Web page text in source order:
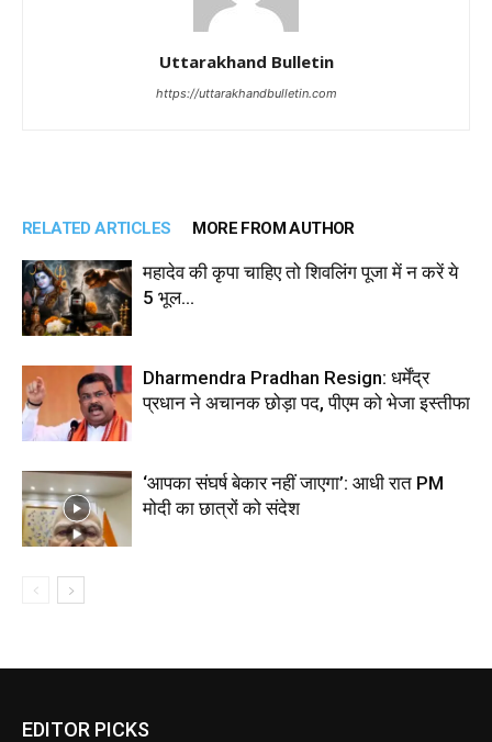
Uttarakhand Bulletin
https://uttarakhandbulletin.com
RELATED ARTICLES MORE FROM AUTHOR
महादेव की कृपा चाहिए तो शिवलिंग पूजा में न करें ये
5 भूल…
Dharmendra Pradhan Resign: धर्मेंद्र
प्रधान ने अचानक छोड़ा पद, पीएम को भेजा इस्तीफा
‘आपका संघर्ष बेकार नहीं जाएगा’: आधी रात PM
मोदी का छात्रों को संदेश
EDITOR PICKS